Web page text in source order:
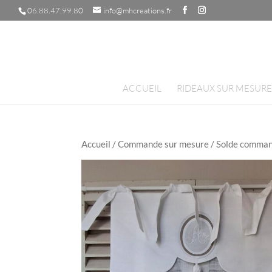
06.88.47.99.80 info@mhcreations.fr
ACCUEIL RIDEAUX SUR MESURE
Accueil /Commande sur mesure / Solde